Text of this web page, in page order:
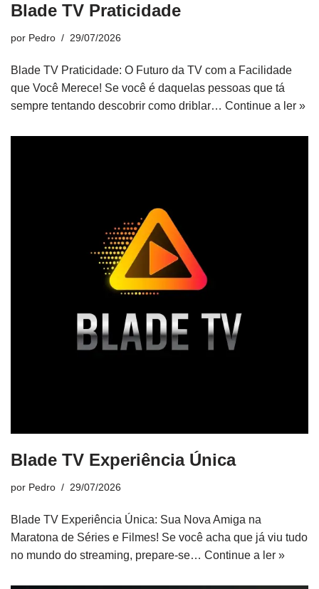
Blade TV Praticidade
por Pedro 29/07/2026
Blade TV Praticidade: O Futuro da TV com a Facilidade
que Você Merece! Se você é daquelas pessoas que tá
sempre tentando descobrir como driblar… Continue a ler »
Blade TV Experiência Única
por Pedro 29/07/2026
Blade TV Experiência Única: Sua Nova Amiga na
Maratona de Séries e Filmes! Se você acha que já viu tudo
no mundo do streaming, prepare-se… Continue a ler »